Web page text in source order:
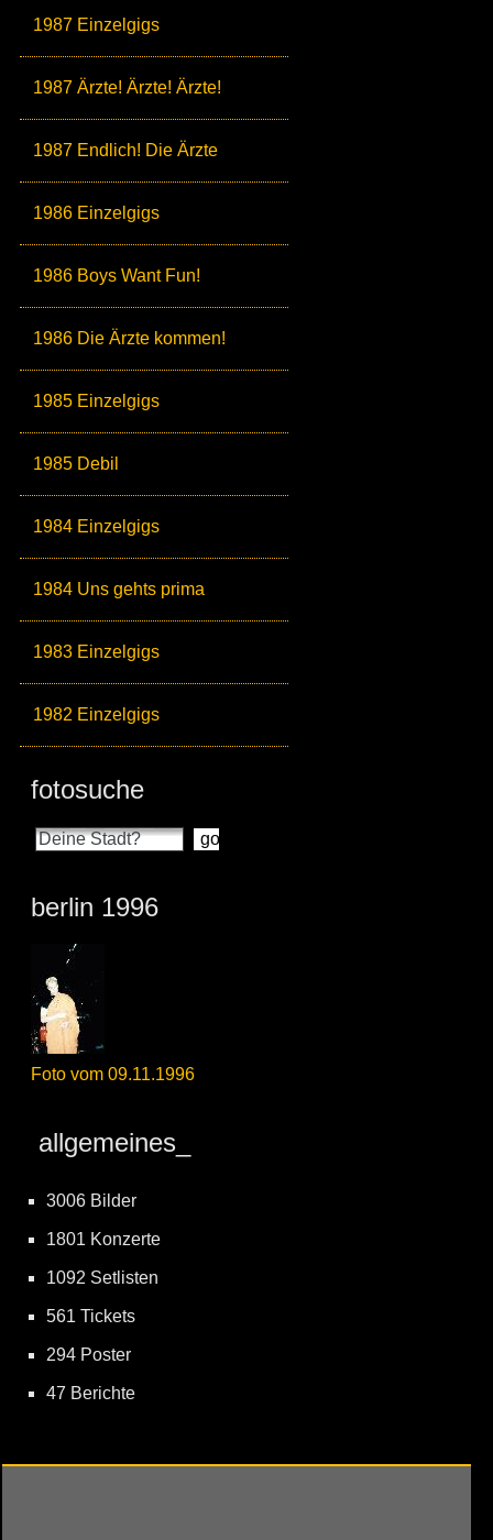
1987 Einzelgigs
1987 Ärzte! Ärzte! Ärzte!
1987 Endlich! Die Ärzte
1986 Einzelgigs
1986 Boys Want Fun!
1986 Die Ärzte kommen!
1985 Einzelgigs
1985 Debil
1984 Einzelgigs
1984 Uns gehts prima
1983 Einzelgigs
1982 Einzelgigs
fotosuche
berlin 1996
Foto vom 09.11.1996
allgemeines_
3006 Bilder
1801 Konzerte
1092 Setlisten
561 Tickets
294 Poster
47 Berichte